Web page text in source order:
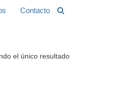
Contacto
el único resultado